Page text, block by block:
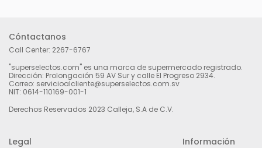
Cóntactanos
Call Center: 2267-6767
"superselectos.com" es una marca de supermercado registrado.
Dirección: Prolongación 59 AV Sur y calle El Progreso 2934.
Correo: servicioalcliente@superselectos.com.sv
NIT: 0614-110169-001-1
Derechos Reservados 2023 Calleja, S.A de C.V.
Legal Información